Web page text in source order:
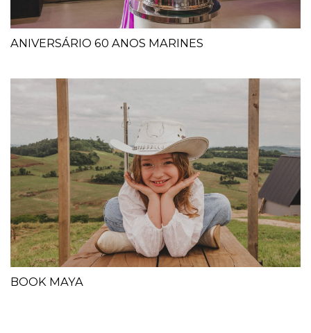
ANIVERSÁRIO 60 ANOS MARINES
BOOK MAYA